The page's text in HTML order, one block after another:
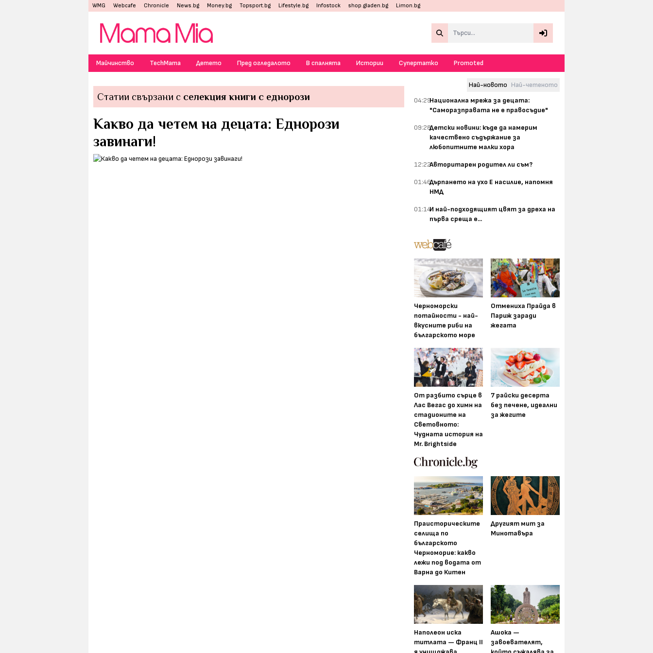
WMG Webcafe Chronicle News.bg Money.bg Topsport.bg Lifestyle.bg Infostock shop.gladen.bg Limon.bg
Майчинство TechMama Детето Пред огледалото В спалнята Истории Супертатко Promoted
Статии свързани с селекция книги с еднорози
Какво да четем на децата: Еднорози
завинаги!
Най-новото Най-четеното
04:29Национална мрежа за децата:
"Саморазправата не е правосъдие"
09:28Детски новини: къде да намерим
качествено съдържание за
любопитните малки хора
12:22Авторитарен родител ли съм?
01:46Дърпането на ухо Е насилие, напомня
НМД
01:14И най-подходящият цвят за дреха на
първа среща е...
Черноморски
потайности - най-
вкусните риби на
българското море
Отмениха Прайда в
Париж заради
жегата
От разбито сърце в
Лас Вегас до химн на
стадионите на
Световното:
Чудната история на
Mr. Brightside
7 райски десерта
без печене, идеални
за жегите
Праисторическите
селища по
българското
Черноморие: какво
лежи под водата от
Варна до Китен
Другият мит за
Минотавъра
Наполеон иска
титлата — Франц II
Ашока —
завоевателят,